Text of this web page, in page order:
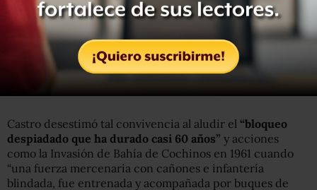
En torno al exhorto de Obama para “olvidar el pasado y
mirar el futuro”, Fidel Castro consideró que éste utilizó
“palabras más almibaradas”y dijo que los cubanos
casi sufren un infarto cuando hablo de ambos pueblos
“amigos, familia y vecinos”.
Castro desestimó tal convivencia al aludir el “bloqueo
despiadado que ha durado casi 60 años” y acciones
como la Invasión de Bahía de Cochinos en 1961 cuando
“una fuerza mercenaria con cañones e infantería
blindada, fue entrenada y acompañada por buques de